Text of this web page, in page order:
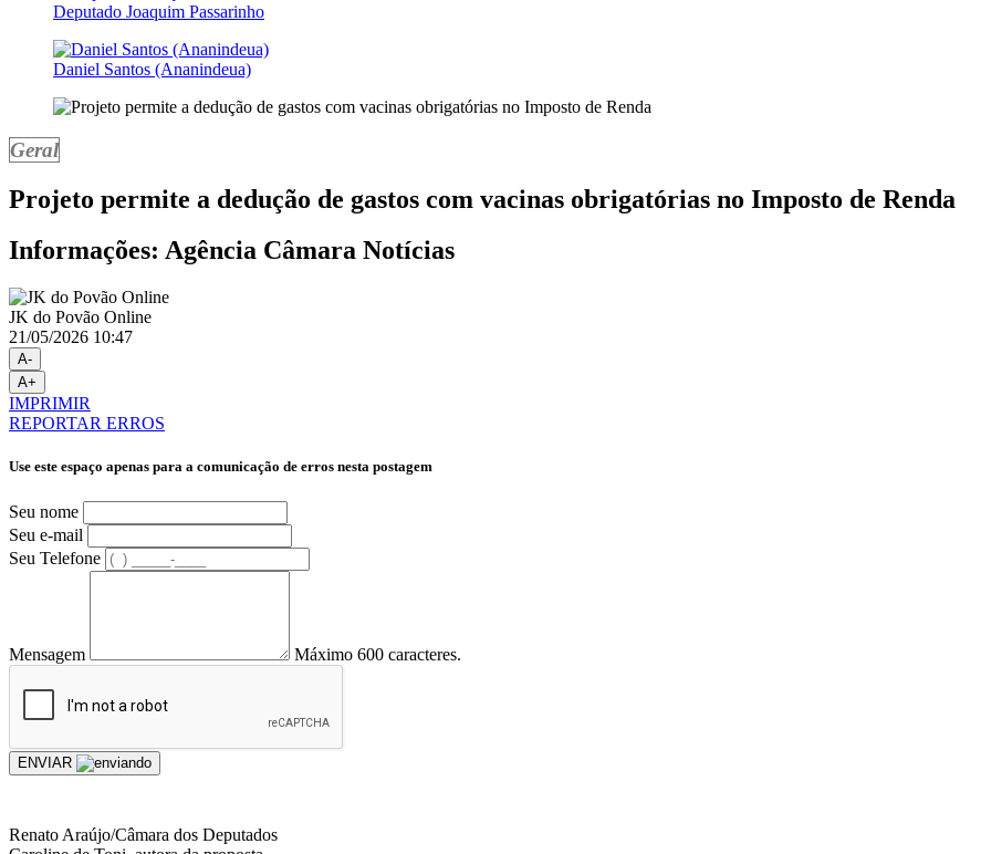
Deputado Joaquim Passarinho
Daniel Santos (Ananindeua)
Geral
Projeto permite a dedução de gastos com vacinas obrigatórias no Imposto de Renda
Informações: Agência Câmara Notícias
JK do Povão Online
21/05/2026 10:47
A-
A+
IMPRIMIR
REPORTAR ERROS
Use este espaço apenas para a comunicação de erros nesta postagem
Seu nome
Seu e-mail
Seu Telefone
Mensagem Máximo 600 caracteres.
ENVIAR
Renato Araújo/Câmara dos Deputados